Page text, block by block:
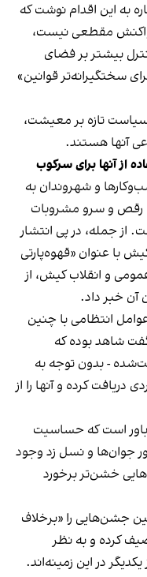
به این اقدام نوشت که
واکنش مقطعی نیست،
بیشتر بر فضای
سختگیرانه‌تر قوانین»
سیاست‌ تازه بر معیشت،
آنها هستند.
از آنها برای سرکوب
و شهروندان به
رقص و سرو مشروبات
از جمله، در پی انتشار
با عنوان «قهوه‌پارتی
و انقلاب کیش، از
آن خبر داد.
انتظامی با چنین
شاهد بوده که
- بدون توجه به
کرده و آنها را از
است که حساسیت
جوان‌ها و نسل زد وجود
خشن‌تر برخورد
جشن‌هایی را «برخلاف
کرده و به نظر
در این زمینه‌اند.